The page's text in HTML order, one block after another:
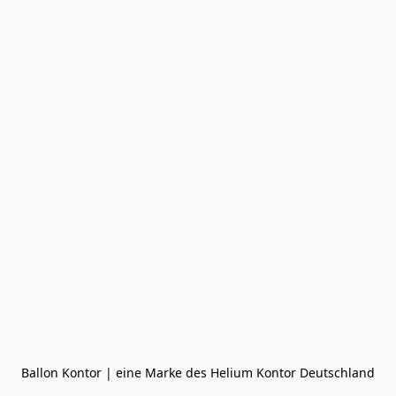
Ballon Kontor | eine Marke des Helium Kontor Deutschland